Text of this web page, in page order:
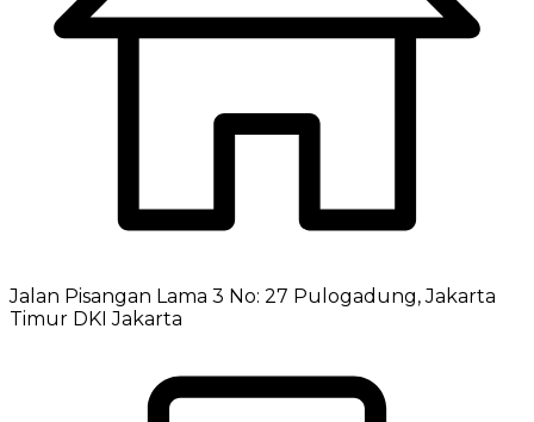
Jalan Pisangan Lama 3 No: 27 Pulogadung, Jakarta
Timur DKI Jakarta